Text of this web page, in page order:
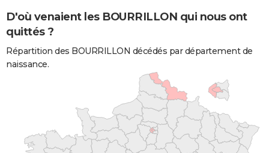
D'où venaient les BOURRILLON qui nous ont
quittés ?
Répartition des BOURRILLON décédés par département de
naissance.